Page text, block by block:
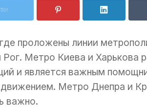
проложены линии
Метро Киева и Харькова
и является важным
Метро Днепра и
важно.